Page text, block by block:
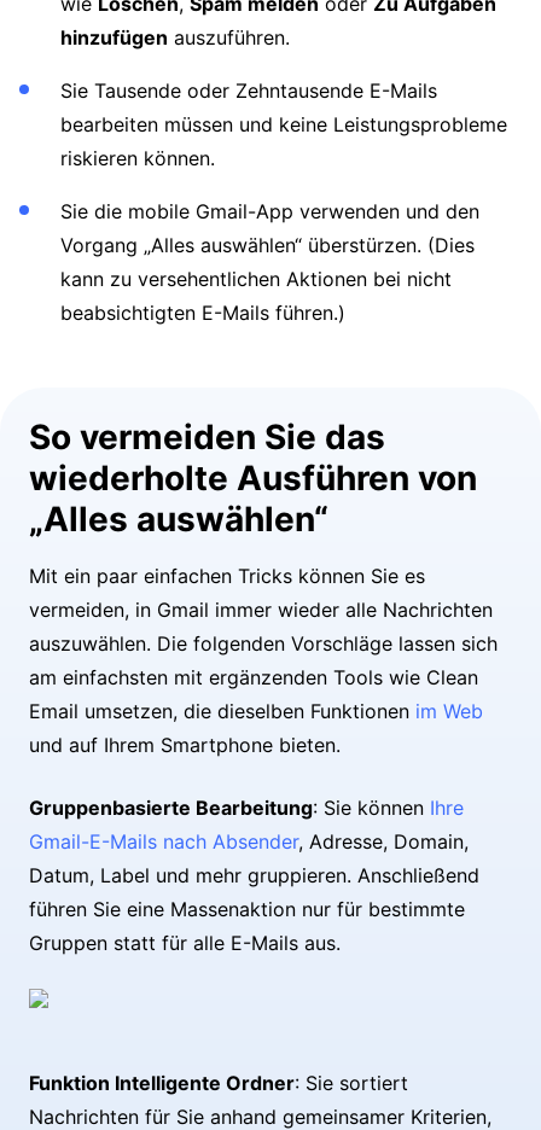
hinzufügen auszuführen.
Sie Tausende oder Zehntausende E-Mails
bearbeiten müssen und keine Leistungsprobleme
riskieren können.
Sie die mobile Gmail-App verwenden und den
Vorgang „Alles auswählen“ überstürzen. (Dies
kann zu versehentlichen Aktionen bei nicht
beabsichtigten E-Mails führen.)
So vermeiden Sie das
wiederholte Ausführen von
„Alles auswählen“
Mit ein paar einfachen Tricks können Sie es
vermeiden, in Gmail immer wieder alle Nachrichten
auszuwählen. Die folgenden Vorschläge lassen sich
am einfachsten mit ergänzenden Tools wie Clean
Email umsetzen, die dieselben Funktionen im Web
und auf Ihrem Smartphone bieten.
Gruppenbasierte Bearbeitung: Sie können Ihre
Gmail-E-Mails nach Absender, Adresse, Domain,
Datum, Label und mehr gruppieren. Anschließend
führen Sie eine Massenaktion nur für bestimmte
Gruppen statt für alle E-Mails aus.
Funktion Intelligente Ordner: Sie sortiert
Nachrichten für Sie anhand gemeinsamer Kriterien,